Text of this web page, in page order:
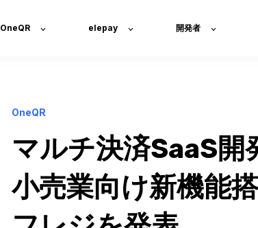
OneQR elepay 開発者
OneQR
マルチ決済SaaS開
小売業向け新機能